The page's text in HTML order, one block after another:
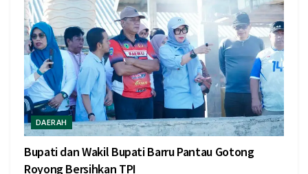
DAERAH
Bupati dan Wakil Bupati Barru Pantau Gotong
Royong Bersihkan TPI